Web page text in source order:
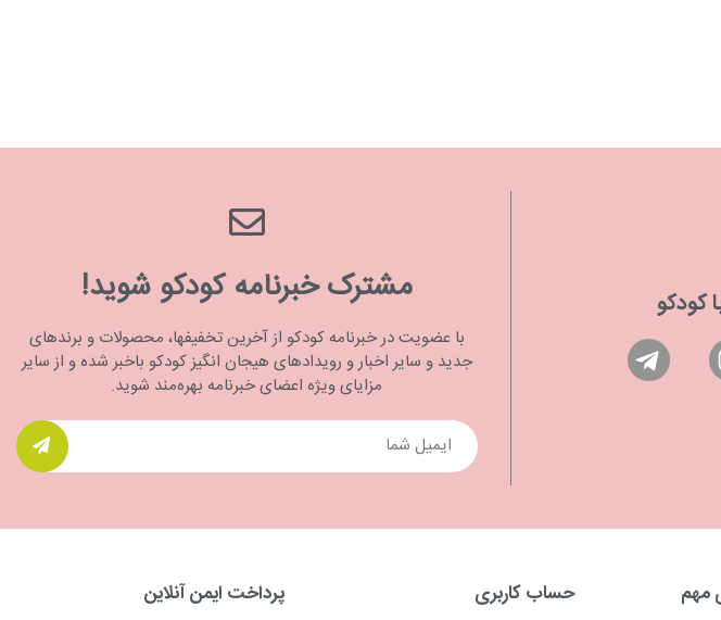
کودکو مشترک خبرنامه کودکو شوید!
با عضویت در خبرنامه کودکو از آخرین تخفیفها، محصولات و برندهای
جدید و سایر اخبار و رویدادهای هیجان انگیز کودکو باخبر شده و از سایر
مزایای ویژه اعضای خبرنامه بهره‌مند شوید.
مهم حساب کاربری پرداخت ایمن آنلاین